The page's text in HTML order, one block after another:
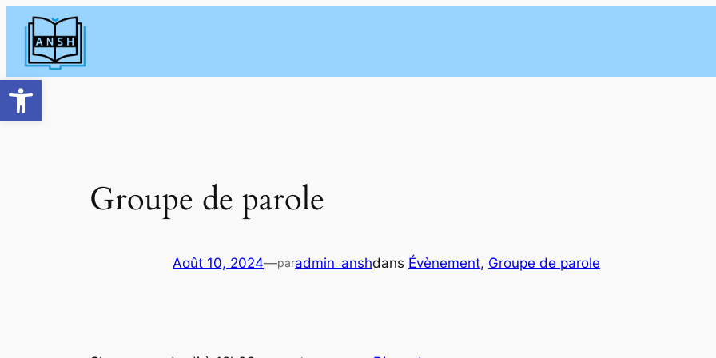
Ouvrir la barre d’outils
Aller
contenu
Groupe de parole
Août 10, 2024—paradmin_anshdans Évènement, Groupe de parole